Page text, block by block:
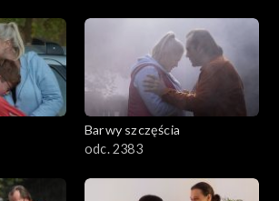
Barwy szczęścia
odc. 2383